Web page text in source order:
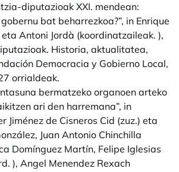
diputazioak XXI. mendean:
bat beharrezkoa?”, in Enrique
Antoni Jordà (koordinatzaileak. ),
Historia, aktualitatea,
Democracia y Gobierno Local,
orrialdeak.
bermatzeko organoen arteko
ari den harremana”, in
Jiménez de Cisneros Cid (zuz.) eta
Juan Antonio Chinchilla
Domínguez Martín, Felipe Iglesias
), Angel Menendez Rexach